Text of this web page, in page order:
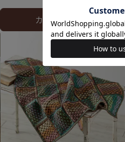
カートに入れる